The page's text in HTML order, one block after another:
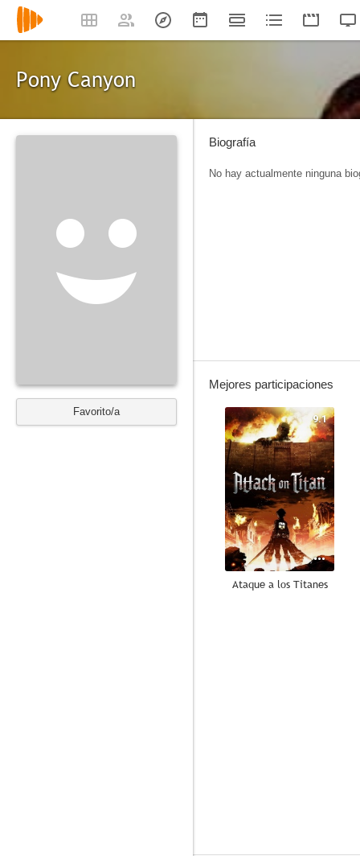
Pony Canyon
Favorito/a
Biografía
No hay actualmente ninguna
Mejores participaciones
9.1
Ataque a los Titanes